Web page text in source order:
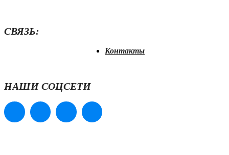
СВЯЗЬ:
Контакты
НАШИ СОЦСЕТИ